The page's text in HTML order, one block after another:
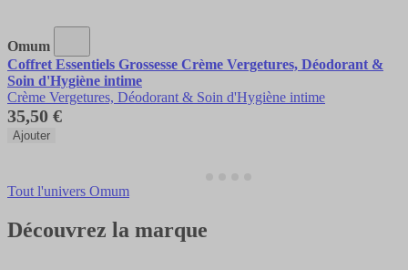
Omum
Coffret Essentiels Grossesse Crème Vergetures, Déodorant &
Soin d'Hygiène intime
Crème Vergetures, Déodorant & Soin d'Hygiène intime
35,50 €
Ajouter
Tout l'univers Omum
Découvrez la marque